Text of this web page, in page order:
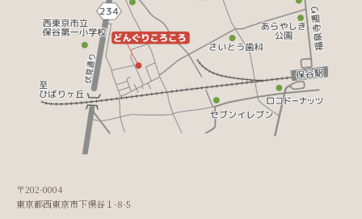
〒202-0004
東京都西東京市下保谷１-8-5